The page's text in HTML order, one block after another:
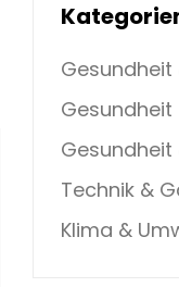
Gesundheit
Gesundheit
Technik &
Klima &